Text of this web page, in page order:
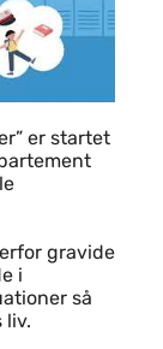
er startet
gravide
i
så
liv.